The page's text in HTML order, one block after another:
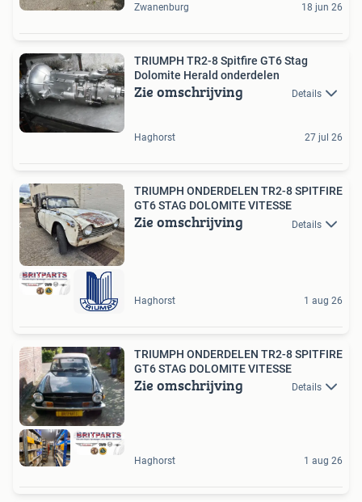
Zwanenburg 18 jun 26
TRIUMPH TR2-8 Spitfire GT6 Stag
Dolomite Herald onderdelen
Zie omschrijving Details
Haghorst 27 jul 26
TRIUMPH ONDERDELEN TR2-8 SPITFIRE
GT6 STAG DOLOMITE VITESSE
Zie omschrijving Details
Haghorst 1 aug 26
TRIUMPH ONDERDELEN TR2-8 SPITFIRE
GT6 STAG DOLOMITE VITESSE
Zie omschrijving Details
Haghorst 1 aug 26